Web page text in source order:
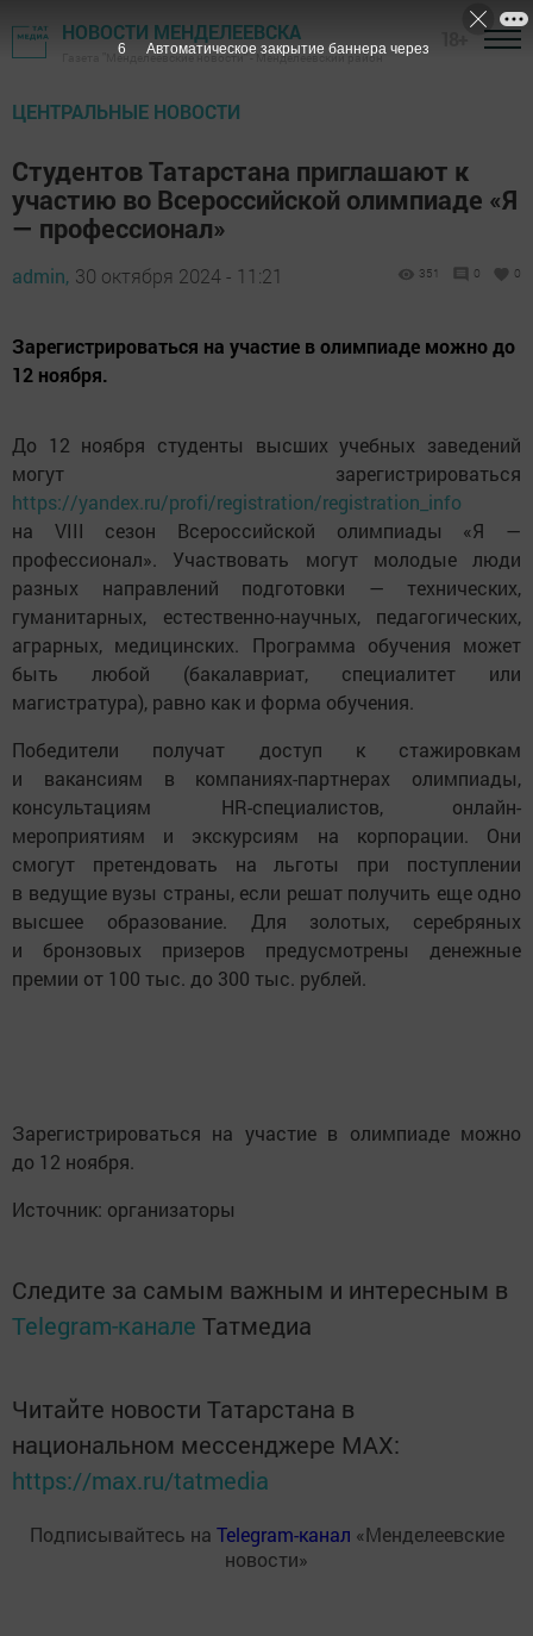
НОВОСТИ МЕНДЕЛЕЕВСКА
Газета "Менделеевские новости" - Менделеевский район
ЦЕНТРАЛЬНЫЕ НОВОСТИ
Студентов Татарстана приглашают к
участию во Всероссийской олимпиаде «Я
— профессионал»
admin, 30 октября 2024 - 11:21 351 0 0
Зарегистрироваться на участие в олимпиаде можно до
12 ноября.
До 12 ноября студенты высших учебных заведений
могут зарегистрироваться
https://yandex.ru/profi/registration/registration_info
на VIII сезон Всероссийской олимпиады «Я —
профессионал». Участвовать могут молодые люди
разных направлений подготовки — технических,
гуманитарных, естественно-научных, педагогических,
аграрных, медицинских. Программа обучения может
быть любой (бакалавриат, специалитет или
магистратура), равно как и форма обучения.
Победители получат доступ к стажировкам
и вакансиям в компаниях-партнерах олимпиады,
консультациям HR-специалистов, онлайн-
мероприятиям и экскурсиям на корпорации. Они
смогут претендовать на льготы при поступлении
в ведущие вузы страны, если решат получить еще одно
высшее образование. Для золотых, серебряных
и бронзовых призеров предусмотрены денежные
премии от 100 тыс. до 300 тыс. рублей.
Зарегистрироваться на участие в олимпиаде можно
до 12 ноября.
Источник: организаторы
Следите за самым важным и интересным в
Telegram-канале Татмедиа
Читайте новости Татарстана в
национальном мессенджере MАХ:
https://max.ru/tatmedia
Подписывайтесь на Telegram-канал «Менделеевские
новости»
5 Автоматическое закрытие баннера через